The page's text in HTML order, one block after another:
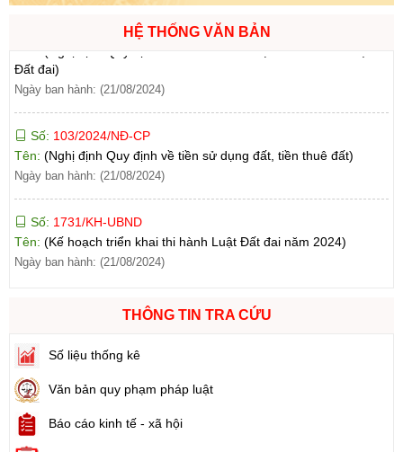
HỆ THỐNG VĂN BẢN
Số:
103/2024/NĐ-CP
Tên:(Nghị định Quy định về tiền sử dụng đất, tiền thuê đất)
Ngày ban hành: (21/08/2024)
Số: 1731/KH-UBND
Tên: (Kế hoạch triển khai thi hành Luật Đất đai năm 2024)
Ngày ban hành: (21/08/2024)
Số: 71/2024/NĐ-CP
Tên: (Nghị định Quy định về giá đất)
Ngày ban hành: (21/08/2024)
31/2024/QH15
Ngày ban hành: (21/08/2024)
Số:
Tên:
(Nghị định Quy định về bồi thường, hỗ trợ, tái định cư khi
Nhà nước thu hồi đất)
THÔNG TIN TRA CỨU
Số liệu thống kê
Văn bản quy phạm pháp luật
Báo cáo kinh tế - xã hội